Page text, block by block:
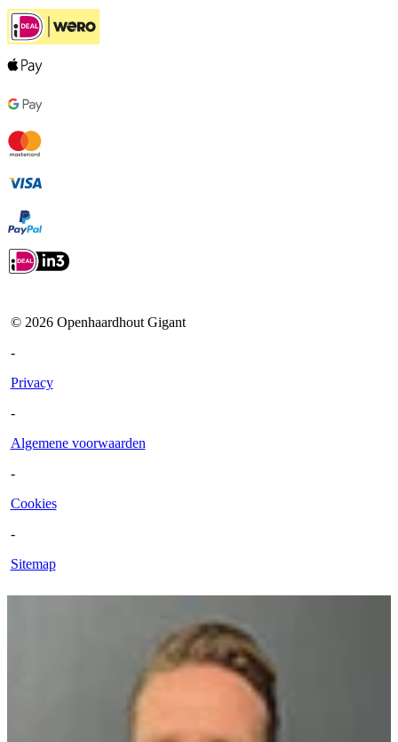
© 2026Openhaardhout Gigant
-
Privacy
-
Algemene voorwaarden
-
Cookies
-
Sitemap